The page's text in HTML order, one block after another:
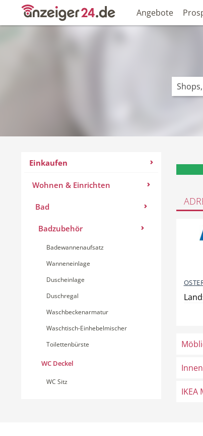
Angebote
Einkaufen
Wohnen & Einrichten
Bad
Badzubehör
Badewannenaufsatz
Wanneneinlage
Duscheinlage
Duschregal
Waschbeckenarmatur
Waschtisch-Einhebelmischer
Toilettenbürste
WC Deckel
WC Sitz
IKEA